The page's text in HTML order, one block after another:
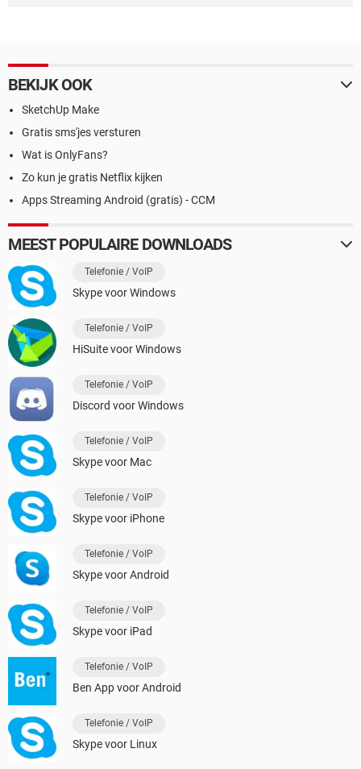
BEKIJK OOK
SketchUp Make
Gratis sms'jes versturen
Wat is OnlyFans?
Zo kun je gratis Netflix kijken
Apps Streaming Android (gratis) - CCM
MEEST POPULAIRE DOWNLOADS
Telefonie / VoIP
Skype voor Windows
Telefonie / VoIP
HiSuite voor Windows
Telefonie / VoIP
Discord voor Windows
Telefonie / VoIP
Skype voor Mac
Telefonie / VoIP
Skype voor iPhone
Telefonie / VoIP
Skype voor Android
Telefonie / VoIP
Skype voor iPad
Telefonie / VoIP
Ben App voor Android
Telefonie / VoIP
Skype voor Linux